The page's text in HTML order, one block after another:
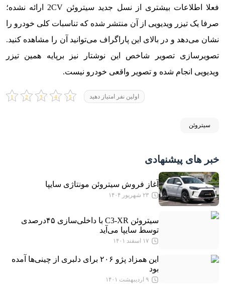
فعلا اطلاعات بیشتری از نسل جدید سیتروئن 2CV ارائه نشده؛
صرفا یک تیزر ویدیویی از آن منتشر شده که تناسبات کلی خودرو را
نشان می‌دهد و در بالای این پاراگراف می‌توانید آن را مشاهده کنید.
تصویرسازی تصویر شاخص این نوشتار نیز برپایه همین تیزر
ویدیویی انجام شده و تصویر واقعی خودرو نیست.
اولین نفر امتیاز دهید
سیتروئن
خبر های پیشنهادی
آغاز فروش سیتروئن مونتاژی سایپا
۲۳ شهریور ۱۴۰۴
سیتروئن C3-XR با داخلی‌سازی ۴۵درصدی
توسط سایپا می‌آید
۱۷ اسفند ۱۴۰۱
این همزاد پژو ۲۰۶ برای دلبری از چینی‌ها آمده
بود
۹ اردیبهشت ۱۴۰۱